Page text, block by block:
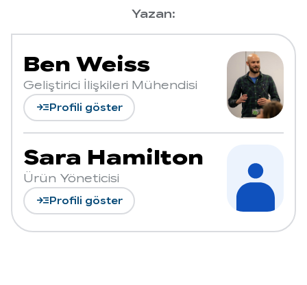
Yazan:
Ben Weiss
Geliştirici İlişkileri Mühendisi
read_moreProfili göster
Sara Hamilton
Ürün Yöneticisi
read_moreProfili göster